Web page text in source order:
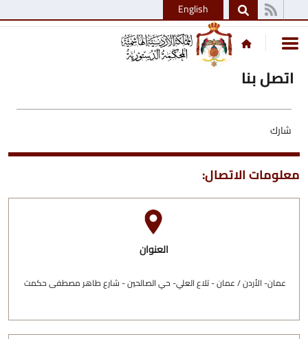
English
اتصل بنا
شارك
معلومات الاتصال:
العنوان
عمان- الأردن / عمان - تلاع العلي- حي الصالحين - شارع طاهر مصطفى حكمت